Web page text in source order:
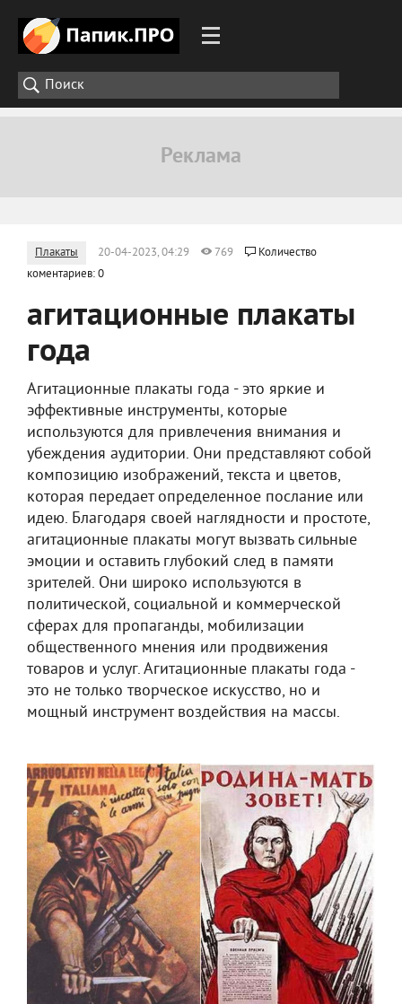
Плакаты 20-04-2023, 04:29 769
Количество
коментариев: 0
агитационные плакаты
года
Агитационные плакаты года - это яркие и
эффективные инструменты, которые
используются для привлечения внимания и
убеждения аудитории. Они представляют собой
композицию изображений, текста и цветов,
которая передает определенное послание или
идею. Благодаря своей наглядности и простоте,
агитационные плакаты могут вызвать сильные
эмоции и оставить глубокий след в памяти
зрителей. Они широко используются в
политической, социальной и коммерческой
сферах для пропаганды, мобилизации
общественного мнения или продвижения
товаров и услуг. Агитационные плакаты года -
это не только творческое искусство, но и
мощный инструмент воздействия на массы.